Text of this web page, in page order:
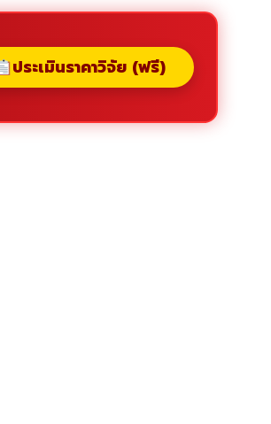
ประเมินราคาวิจัย (ฟรี)